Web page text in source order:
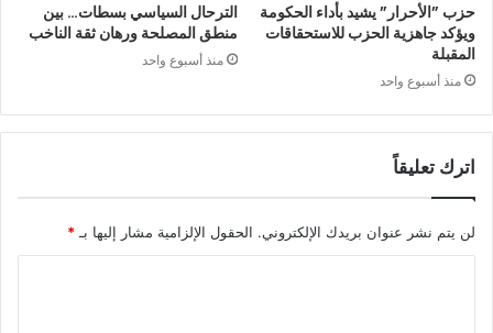
حزب ”الأحرار” يشيد بأداء الحكومة
ويؤكد جاهزية الحزب للاستحقاقات
المقبلة
منذ أسبوع واحد
الترحال السياسي بسطات… بين
منطق المصلحة ورهان ثقة الناخب
منذ أسبوع واحد
اترك تعليقاً
لن يتم نشر عنوان بريدك الإلكتروني. الحقول الإلزامية مشار إليها بـ*